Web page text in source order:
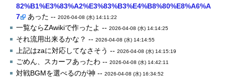
82%B1%E3%83%A2%E3%83%B3%E4%B8%80%E8%A6%A
7
あった --2026-04-08 (水) 14:11:22
一覧ならZAwikiで作ったよ --2026-04-08 (水) 14:14:25
それ流用出来るかな？ --2026-04-08 (水) 14:14:55
上記はzaに対応してなさそう --2026-04-08 (水) 14:15:19
ごめん、スカーフあったわ --2026-04-08 (水) 14:42:11
対戦BGMを選べるのが神 --2026-04-08 (水) 16:34:52